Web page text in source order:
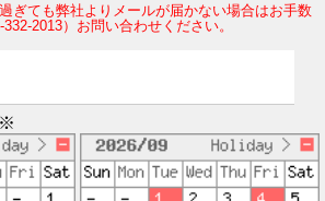
ぎても弊社よりメールが届かない場合はお手数
2013）お問い合わせください。